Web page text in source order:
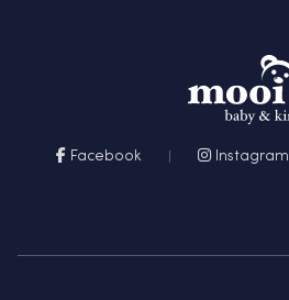
Facebook Instagram